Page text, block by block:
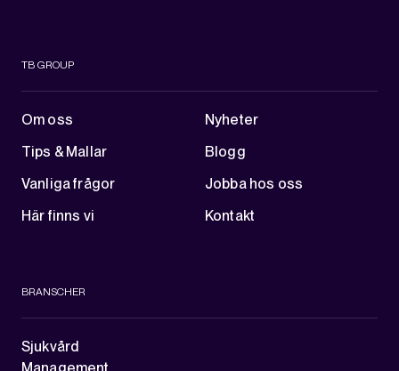
TB GROUP
Om oss
Nyheter
Tips & Mallar
Blogg
Vanliga frågor
Jobba hos oss
Här finns vi
Kontakt
BRANSCHER
Sjukvård